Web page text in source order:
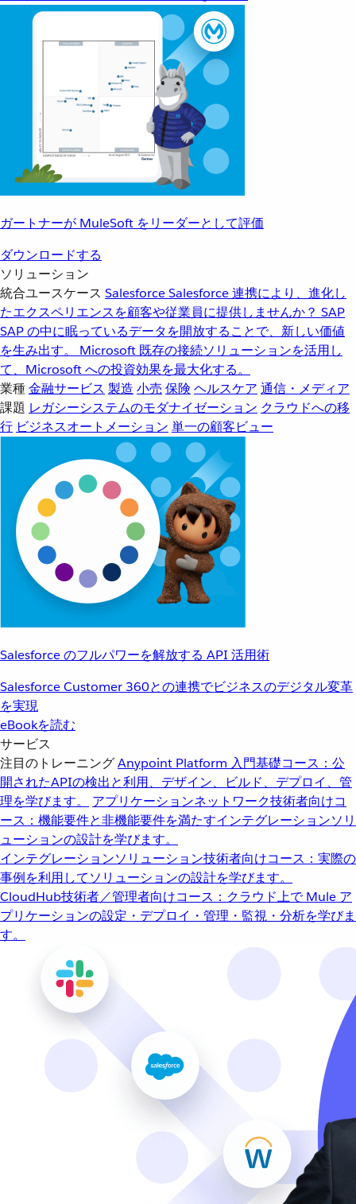
ガートナーが MuleSoft をリーダーとして評価
ダウンロードする
ソリューション
統合ユースケース SalesforceSalesforce 連携により、進化し
たエクスペリエンスを顧客や従業員に提供しませんか？ SAP
SAP の中に眠っているデータを開放することで、新しい価値
を生み出す。
Microsoft 既存の接続ソリューションを活用し
て、Microsoft への投資効果を最大化する。
業種金融サービス 製造 小売 保険 ヘルスケア 通信・メディア
課題 レガシーシステムのモダナイゼーション クラウドへの移
行 ビジネスオートメーション 単一の顧客ビュー
Salesforce のフルパワーを解放する API 活用術
Salesforce Customer 360との連携でビジネスのデジタル変革
を実現
eBookを読む
サービス
注目のトレーニングAnypoint Platform 入門基礎コース：公
開されたAPIの検出と利用、デザイン、ビルド、デプロイ、管
理を学びます。
アプリケーションネットワーク技術者向けコ
ース：機能要件と非機能要件を満たすインテグレーションソリ
ューションの設計を学びます。
インテグレーションソリューション技術者向けコース：実際の
事例を利用してソリューションの設計を学びます。
CloudHub技術者／管理者向けコース：クラウド上で Mule ア
プリケーションの設定・デプロイ・管理・監視・分析を学びま
す。